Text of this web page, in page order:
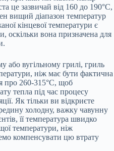
це зазвичай від 160 до 190°C,
вищий діапазон температур
кінцевої температури є
оскільки вона призначена для
або вугільному грилі, гриль
ніж має бути фактична
про 260-315°C, щоб
тепла під час процесу
Як тільки ви відкриєте
холодну, важку чавунну
її температура швидко
температури, ніж
компенсувати цю втрату